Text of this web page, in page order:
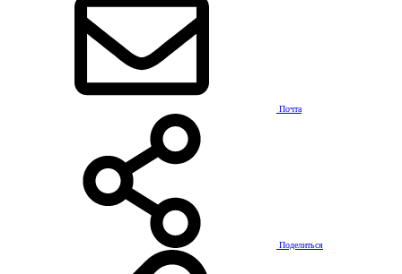
Почта
Поделиться